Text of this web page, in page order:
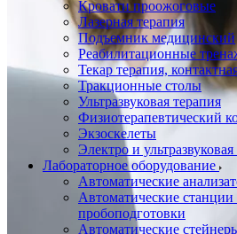
Кровати проожоговые
Лазерная терапия
Подъемник медицинский
Реабилитационные
Текар терапия,
Тракционные столы
Ультразвуковая терапия
Физиотерапевтический
Экзоскелеты
Электро и
Лабораторное оборудование
Автоматические
Автоматические
пробоподготовки
Автоматические